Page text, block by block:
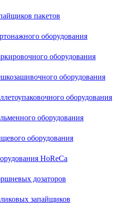
пакетов
оборудования
оборудования
оборудования
оборудования
оборудования
оборудования
HoReCa
дозаторов
запайщиков